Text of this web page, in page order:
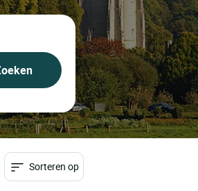
Sorteren op